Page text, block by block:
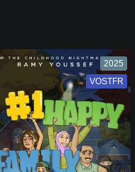
2025
VF
VOSTFR